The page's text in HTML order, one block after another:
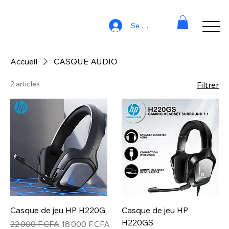
Se connecter
Accueil CASQUE AUDIO
2 articles Filtrer
Casque de jeu HP H220G
Prix original
22 000 F CFA Prix promotionnel
18 000 F CFA
Casque de jeu HP
H220GS